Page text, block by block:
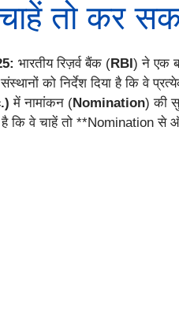
तो कर
भारतीय रिज़र्व बैंक (RBI) ने एक
को निर्देश दिया है कि वे
में नामांकन (Nomination) की
है कि वे चाहें तो **Nomination